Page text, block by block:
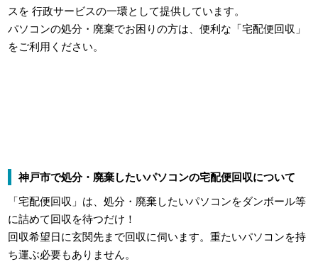
スを 行政サービスの一環として提供しています。
パソコンの処分・廃棄でお困りの方は、便利な「宅配便回収」
をご利用ください。
神戸市で処分・廃棄したいパソコンの宅配便回収について
「宅配便回収」は、処分・廃棄したいパソコンをダンボール等
に詰めて回収を待つだけ！
回収希望日に玄関先まで回収に伺います。重たいパソコンを持
ち運ぶ必要もありません。